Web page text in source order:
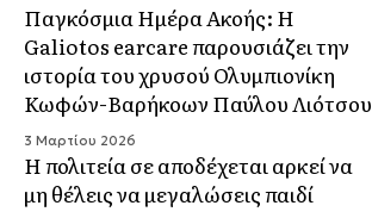
Παγκόσμια Ημέρα Ακοής: Η
Galiotos earcare παρουσιάζει την
ιστορία του χρυσού Ολυμπιονίκη
Κωφών-Βαρήκοων Παύλου Λιότσου
3 Μαρτίου 2026
Η πολιτεία σε αποδέχεται αρκεί να
μη θέλεις να μεγαλώσεις παιδί